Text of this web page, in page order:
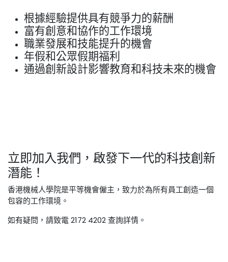
根據經驗提供具有競爭力的薪酬
富有創意和協作的工作環境
職業發展和技能提升的機會
年假和公眾假期福利
通過創新設計影響教育和科技未來的機會
立即加入我們，啟發下一代的科技創新
潛能！
香港機械人學院是平等機會僱主，致力於為所有員工創造一個
包容的工作環境。
如有疑問，請致電 2172 4202 查詢詳情。